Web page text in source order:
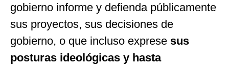
gobierno informe y defienda públicamente
sus proyectos, sus decisiones de
gobierno, o que incluso exprese sus
posturas ideológicas y hasta